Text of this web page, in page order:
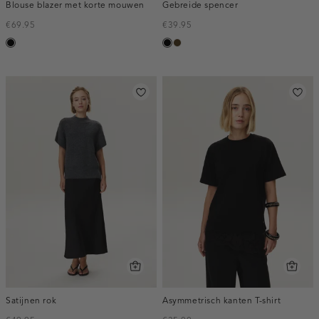
Blouse blazer met korte mouwen
€69.95
zwart
Gebreide spencer
€39.95
zwarttoffee
Satijnen rok
Asymmetrisch kanten T-shirt